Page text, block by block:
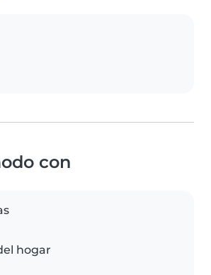
con
hogar